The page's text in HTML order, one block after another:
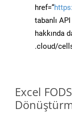
href=“
tabanlı
hakkında
.cloud/
Excel